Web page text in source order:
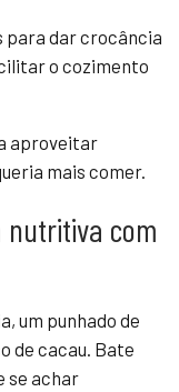
dar crocância
o cozimento
aproveitar
mais comer.
com
um punhado de
de cacau. Bate
se achar